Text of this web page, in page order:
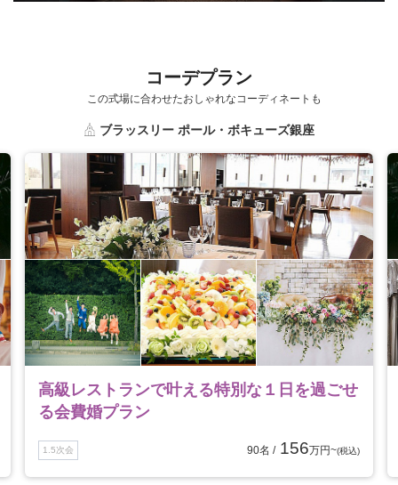
コーデプラン
この式場に合わせたおしゃれなコーディネートも
ブラッスリー ポール・ボキューズ銀座
高級レストランで叶える特別な１日を過ごせ
る会費婚プラン
1.5次会 90名 /156万円~(税込)